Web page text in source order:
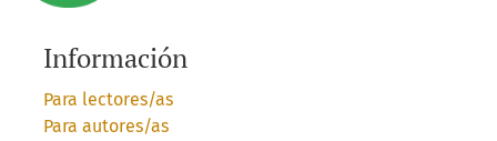
Información
Para lectores/as
Para autores/as